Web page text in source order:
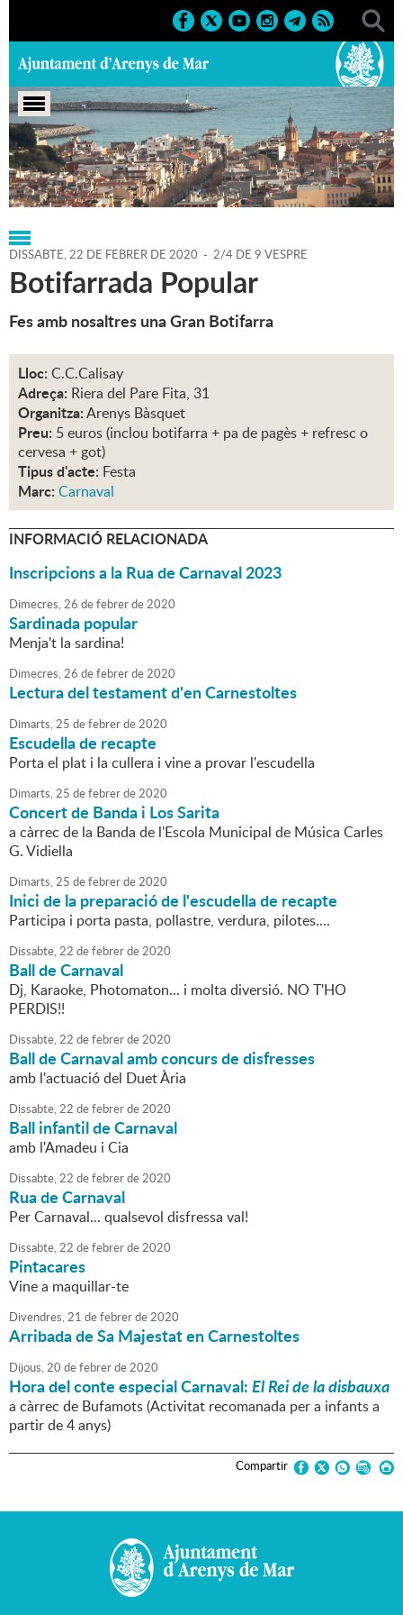
Portada > Regidories > Cultura > Agenda > 22-02-2020
DISSABTE,22 DE FEBRER DE 2020 - 2/4 DE 9 VESPRE
Botifarrada Popular
Fes amb nosaltres una Gran Botifarra
Lloc: C.C.Calisay
Adreça: Riera del Pare Fita, 31
Organitza:Arenys Bàsquet
Preu: 5 euros (inclou botifarra + pa de pagès + refresc o
cervesa + got)
Tipus d'acte: Festa
Marc: Carnaval
INFORMACIÓ RELACIONADA
Inscripcions a la Rua de Carnaval 2023
Dimecres,26 defebrerde2020
Sardinada popular
Menja't la sardina!
Dimecres,26 defebrerde2020
Lectura del testament d'en Carnestoltes
Dimarts,25 defebrerde2020
Escudella de recapte
Porta el plat i la cullera i vine a provar l'escudella
Dimarts,25 defebrerde2020
Concert de Banda i Los Sarita
a càrrec de la Banda de l'Escola Municipal de Música Carles
G. Vidiella
Dimarts,25 defebrerde2020
Inici de la preparació de l'escudella de recapte
Participa i porta pasta, pollastre, verdura, pilotes....
Dissabte,22 defebrerde2020
Ball de Carnaval
Dj, Karaoke, Photomaton... i molta diversió. NO T'HO
PERDIS!!
Dissabte,22 defebrerde2020
Ball de Carnaval amb concurs de disfresses
amb l'actuació del Duet Ària
Dissabte,22 defebrerde2020
Ball infantil de Carnaval
amb l'Amadeu i Cia
Dissabte,22 defebrerde2020
Rua de Carnaval
Per Carnaval... qualsevol disfressa val!
Dissabte,22 defebrerde2020
Pintacares
Vine a maquillar-te
Divendres,21 defebrerde2020
Arribada de Sa Majestat en Carnestoltes
Dijous,20 defebrerde2020
Hora del conte especial Carnaval:El Rei de la disbauxa
a càrrec de Bufamots (Activitat recomanada per a infants a
partir de 4 anys)
Compartir